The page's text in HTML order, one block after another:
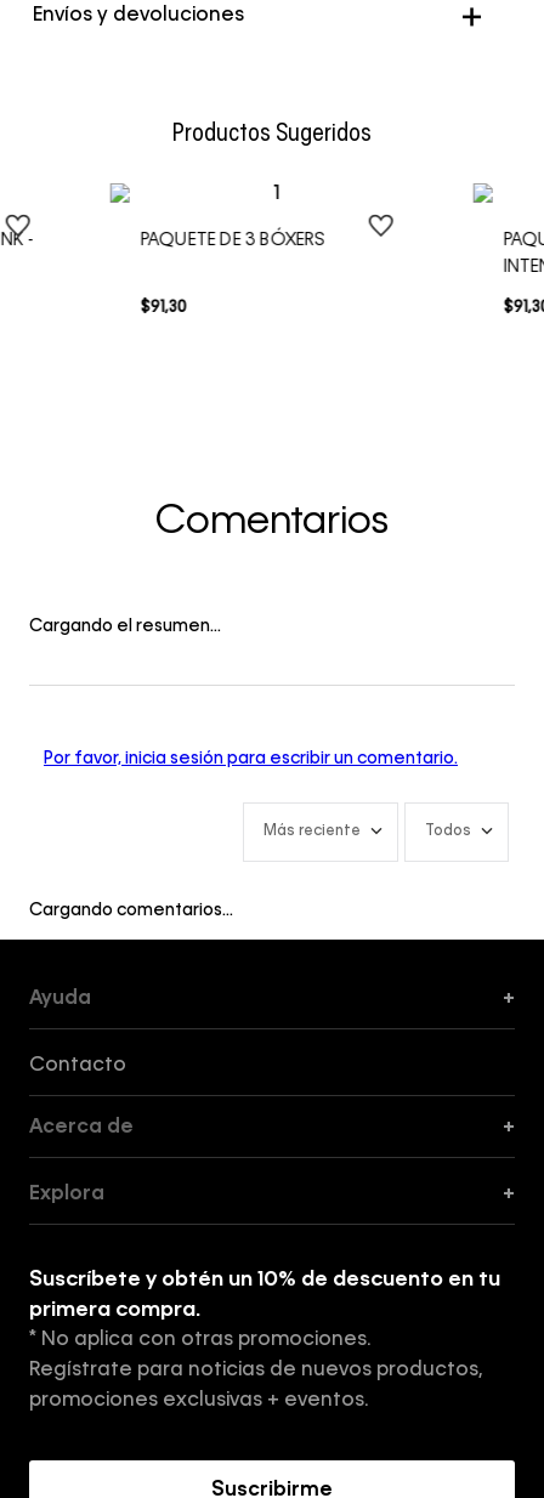
Color Multicolor
Envíos y devoluciones
Productos Sugeridos
- PAQUETE DE 3 BÓXERS
$91,30 $91,
Comentarios
Cargando el resumen…
Por favor, inicia sesión para escribir un comentario.
Más reciente Todos
Cargando comentarios…
Ayuda +
Contacto
Acerca de +
Tiendas
Aviso de privacidad
Términos y Condiciones
Explora +
Suscríbete y obtén un 10% de descuento en tu
primera compra.
* No aplica con otras promociones.
Regístrate para noticias de nuevos productos,
promociones exclusivas + eventos.
Suscribirme